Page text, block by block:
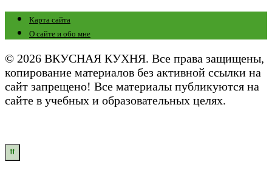
Карта сайта
О сайте и обо мне
© 2026 ВКУСНАЯ КУХНЯ. Все права защищены,
копирование материалов без активной ссылки на
сайт запрещено! Все материалы публикуются на
сайте в учебных и образовательных целях.